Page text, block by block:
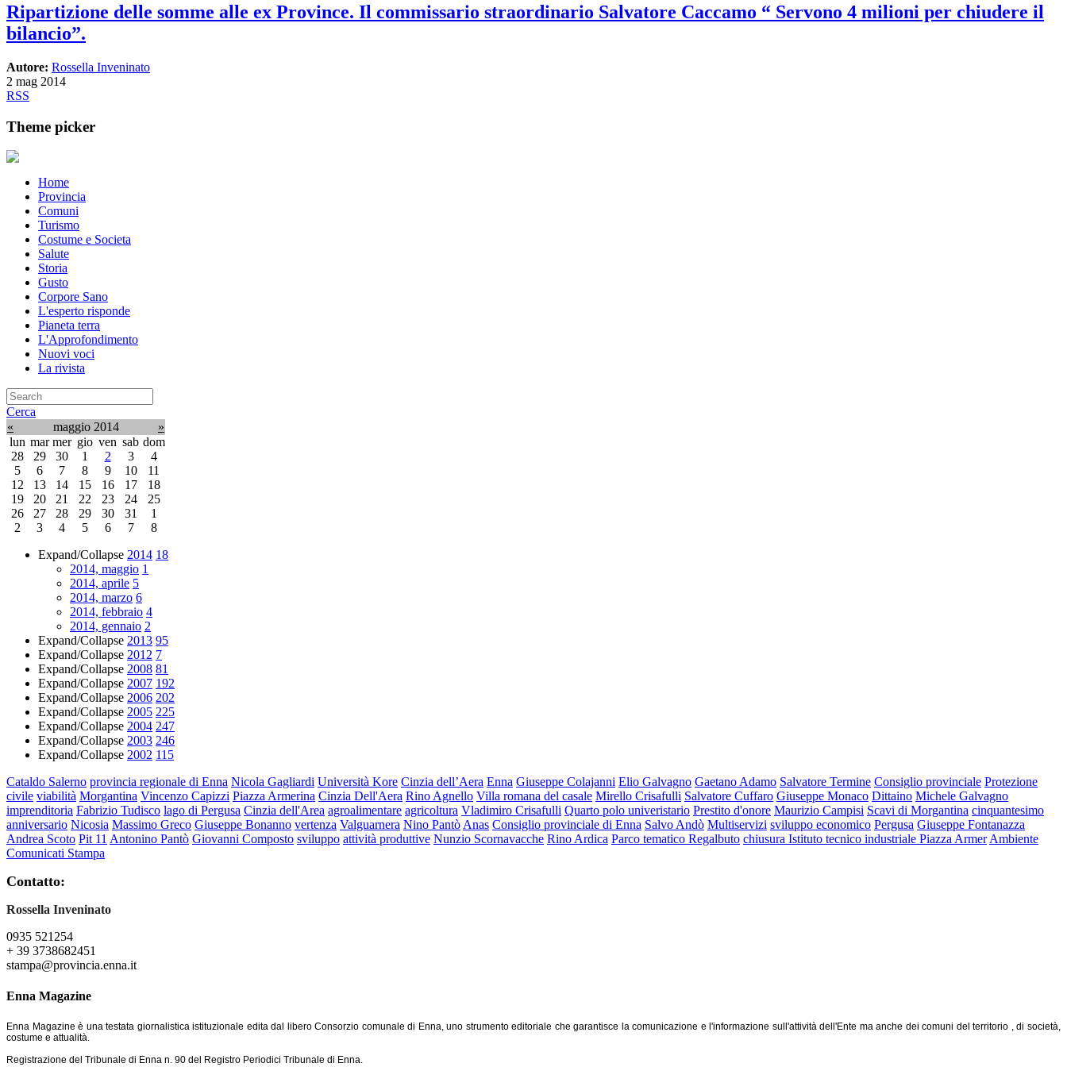
Ripartizione delle somme alle ex Province. Il commissario straordinario Salvatore Caccamo “ Servono 4 milioni per chiudere il
bilancio”.
Autore: Rossella Inveninato
2 mag 2014
RSS
Theme picker
Home
Provincia
Comuni
Turismo
Costume e Societa
Salute
Storia
Gusto
Corpore Sano
L'esperto risponde
Pianeta terra
L'Approfondimento
Nuovi voci
La rivista
Cerca
«
maggio 2014
»
lun mar mer gio ven sab dom
28
29 30 1 2 3
4
5
6 7 8 9 10
11
12
13 14 15 16 17
18
19
20 21 22 23 24
25
26
27 28 29 30 31
1
2
3 4 5 6 7
8
Expand/Collapse 2014 18
2014, maggio 1
2014, aprile 5
2014, marzo 6
2014, febbraio 4
2014, gennaio 2
Expand/Collapse 2013 95
Expand/Collapse 2012 7
Expand/Collapse 2008 81
Expand/Collapse 2007 192
Expand/Collapse 2006 202
Expand/Collapse 2005 225
Expand/Collapse 2004 247
Expand/Collapse 2003 246
Expand/Collapse 2002 115
Cataldo Salerno provincia regionale di Enna Nicola Gagliardi Università Kore Cinzia dell’Aera Enna Giuseppe Colajanni Elio Galvagno Gaetano Adamo Salvatore Termine Consiglio provinciale Protezione
civile viabilità Morgantina Vincenzo Capizzi Piazza Armerina Cinzia Dell'Aera Rino Agnello Villa romana del casale Mirello Crisafulli Salvatore Cuffaro Giuseppe Monaco Dittaino Michele Galvagno
imprenditoria Fabrizio Tudisco lago di Pergusa Cinzia dell'Area agroalimentare agricoltura Vladimiro Crisafulli Quarto polo univeristario Prestito d'onore Maurizio Campisi Scavi di Morgantina cinquantesimo
anniversario Nicosia Massimo Greco Giuseppe Bonanno vertenza Valguarnera Nino Pantò Anas Consiglio provinciale di Enna Salvo Andò Multiservizi sviluppo economico Pergusa Giuseppe Fontanazza
Andrea Scoto Pit 11 Antonino Pantò Giovanni Composto sviluppo attività produttive Nunzio Scornavacche Rino Ardica Parco tematico Regalbuto chiusura Istituto tecnico industriale Piazza Armer Ambiente
Comunicati Stampa
Contatto:
Rossella Inveninato
0935 521254
+ 39 3738682451
stampa@provincia.enna.it
Enna Magazine
Enna Magazine è una testata giornalistica istituzionale edita dal libero Consorzio comunale di Enna, uno strumento editoriale che garantisce la comunicazione e l'informazione sull'attività dell'Ente ma anche dei comuni del territorio , di società,
costume e attualità.
Registrazione del Tribunale di Enna n. 90 del Registro Periodici Tribunale di Enna.